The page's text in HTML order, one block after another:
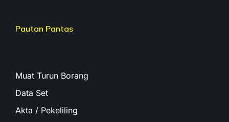
Pautan Pantas
Muat Turun Borang
Data Set
Akta / Pekeliling